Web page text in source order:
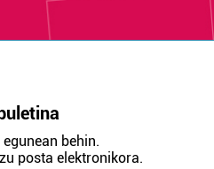
behin.
posta elektronikora.